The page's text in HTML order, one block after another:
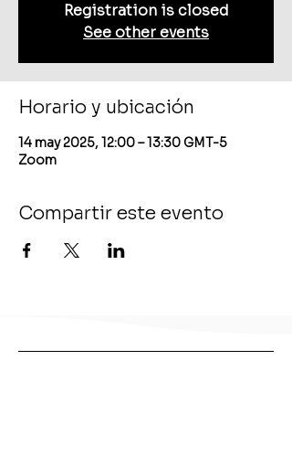
Registration is closed
See other events
Horario y ubicación
14 may 2025, 12:00 – 13:30 GMT-5
Zoom
Compartir este evento